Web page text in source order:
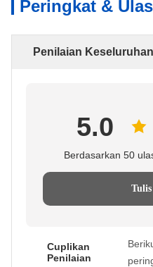
Peringkat &
Penilaian Keseluruhan
5.0
Berdasarkan 50
Cuplikan
Penilaian